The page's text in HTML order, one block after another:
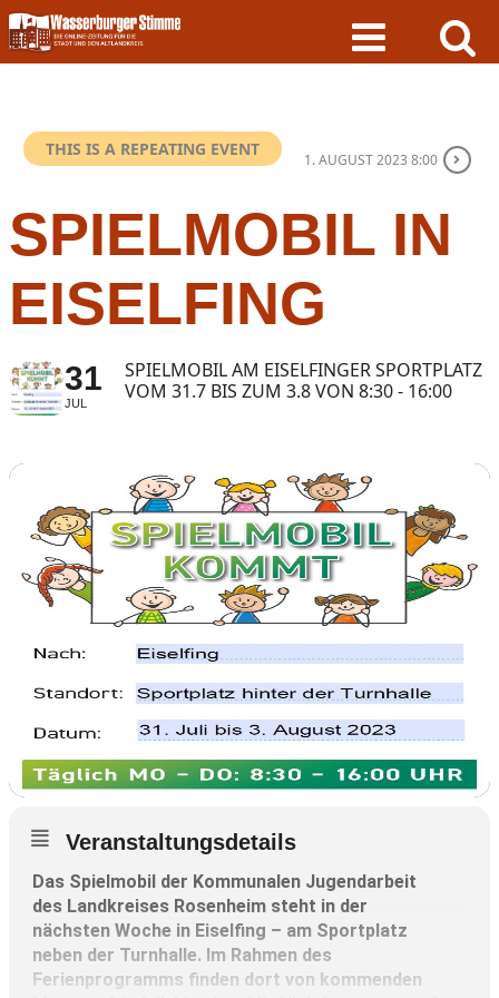
Skip
to
content
THIS IS A REPEATING EVENT
1. AUGUST 2023 8:00
SPIELMOBIL IN
EISELFING
31
JUL
SPIELMOBIL AM EISELFINGER SPORTPLATZ
VOM 31.7 BIS ZUM 3.8 VON 8:30 - 16:00
Veranstaltungsdetails
Das Spielmobil der Kommunalen Jugendarbeit
des Landkreises Rosenheim steht in der
nächsten Woche in Eiselfing – am Sportplatz
neben der Turnhalle. Im Rahmen des
Ferienprogramms finden dort von kommenden